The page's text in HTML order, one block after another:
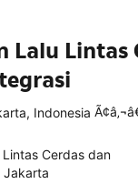
Lalu
Indonesia